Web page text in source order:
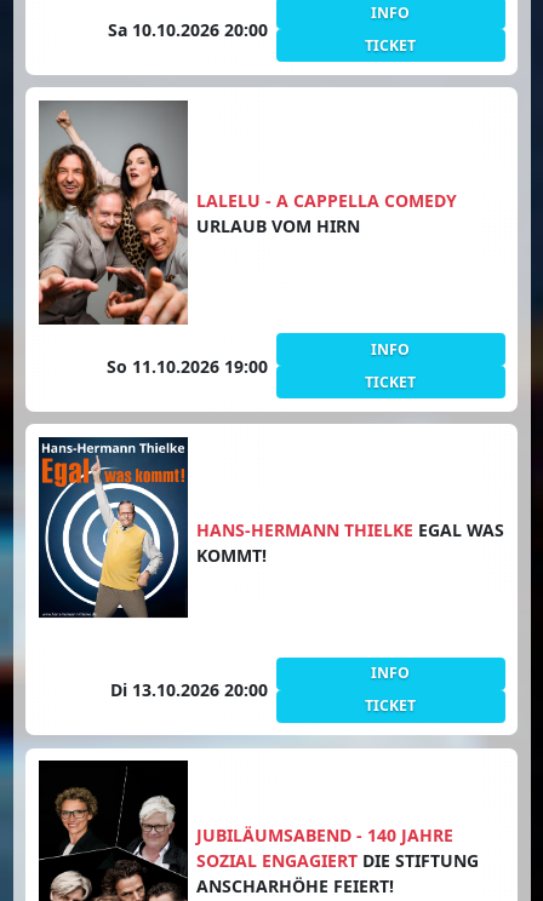
Sa 10.10.2026 20:00
INFO
TICKET
LALELU - A CAPPELLA COMEDY
URLAUB VOM HIRN
So 11.10.2026 19:00
INFO
TICKET
HANS-HERMANN THIELKE EGAL WAS
KOMMT!
Di 13.10.2026 20:00
INFO
TICKET
JUBILÄUMSABEND - 140 JAHRE
SOZIAL ENGAGIERT DIE STIFTUNG
ANSCHARHÖHE FEIERT!